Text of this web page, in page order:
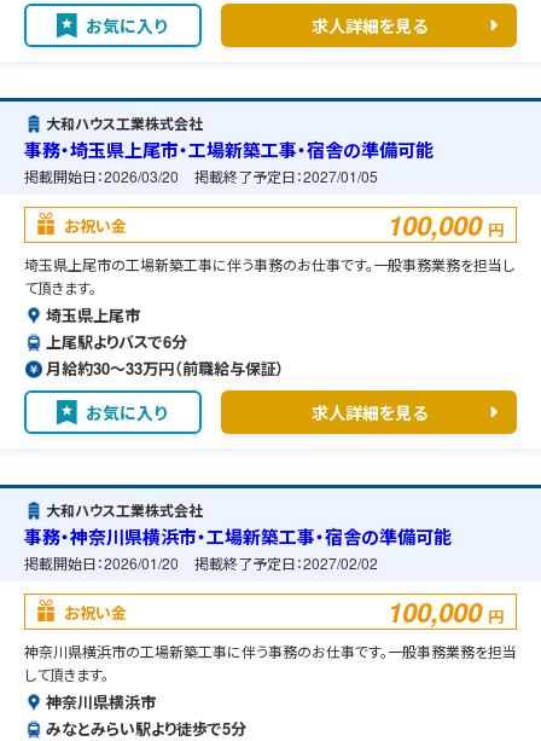
お気に入り 求人詳細を見る
大和ハウス工業株式会社
事務・埼玉県上尾市・工場新築工事・宿舎の準備可能
掲載開始日：2026/03/20 掲載終了予定日：2027/01/05
お祝い金 100,000 円
埼玉県上尾市の工場新築工事に伴う事務のお仕事です。一般事務業務を担当し
て頂きます。
埼玉県上尾市
上尾駅よりバスで6分
月給約30〜33万円（前職給与保証）
お気に入り 求人詳細を見る
大和ハウス工業株式会社
事務・神奈川県横浜市・工場新築工事・宿舎の準備可能
掲載開始日：2026/01/20 掲載終了予定日：2027/02/02
お祝い金 100,000 円
神奈川県横浜市の工場新築工事に伴う事務のお仕事です。一般事務業務を担当
して頂きます。
神奈川県横浜市
みなとみらい駅より徒歩で5分